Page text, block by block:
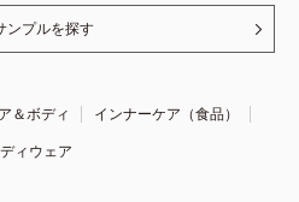
ンプルを探す
＆ボディ
インナーケア（食品）
ィウェア